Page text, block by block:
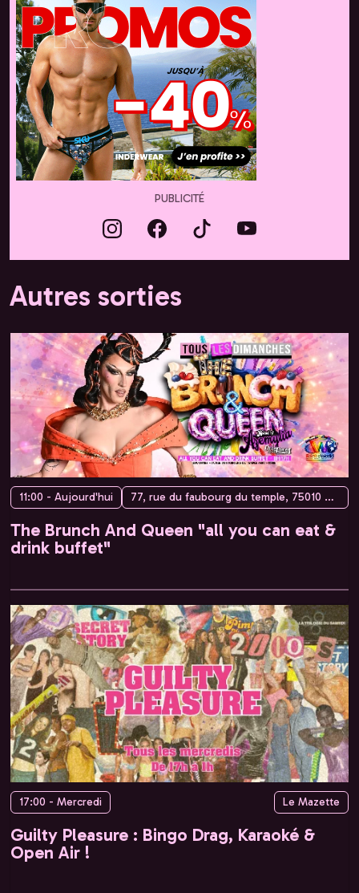
PUBLICITÉ
Autres sorties
11:00 - Aujourd'hui 77, rue du faubourg du temple, 75010 Paris, France
The Brunch And Queen "all you can eat &
drink buffet"
17:00 - Mercredi Le Mazette
Guilty Pleasure : Bingo Drag, Karaoké &
Open Air !